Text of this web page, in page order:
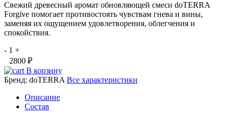
Свежий древесный аромат обновляющей смеси doTERRA
Forgive помогает противостоять чувствам гнева и вины,
заменяя их ощущением удовлетворения, облегчения и
спокойствия.
- 1 +
2800 ₽
В корзину
Бренд: doTERRA Все характеристики
Описание
Состав